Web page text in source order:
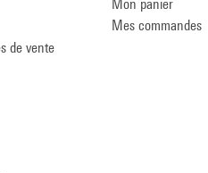
de vente
Mon panier
Mes commandes